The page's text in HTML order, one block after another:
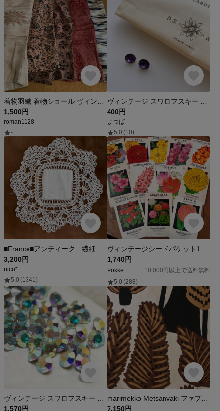
1,500円
roman1128
-
400円
よつば
5.0 (10)
3,200円
nico*
5.0 (1341)
1,740円
Pokke
10,000円以上で送料無料
5.0 (288)
1,570円
7,150円